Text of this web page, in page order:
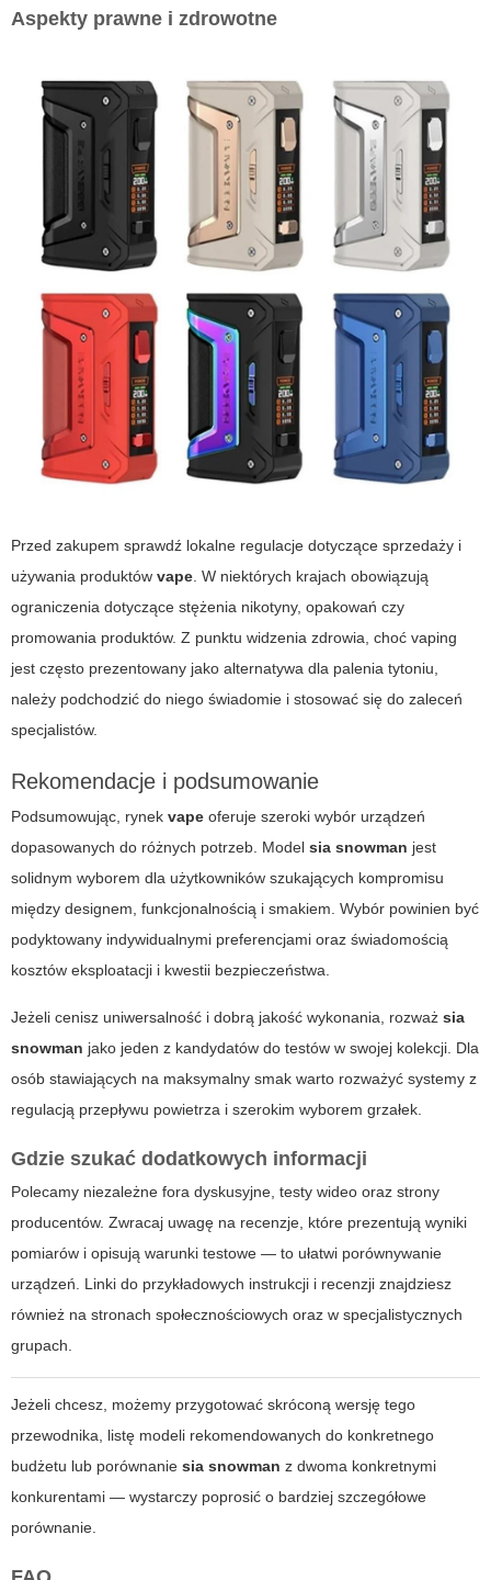
Aspekty prawne i zdrowotne
Przed zakupem sprawdź lokalne regulacje dotyczące sprzedaży i
używania produktów vape . W niektórych krajach obowiązują
ograniczenia dotyczące stężenia nikotyny, opakowań czy
promowania produktów. Z punktu widzenia zdrowia, choć vaping
jest często prezentowany jako alternatywa dla palenia tytoniu,
należy podchodzić do niego świadomie i stosować się do zaleceń
specjalistów.
Rekomendacje i podsumowanie
Podsumowując, rynek vape oferuje szeroki wybór urządzeń
dopasowanych do różnych potrzeb. Model sia snowman jest
solidnym wyborem dla użytkowników szukających kompromisu
między designem, funkcjonalnością i smakiem. Wybór powinien być
podyktowany indywidualnymi preferencjami oraz świadomością
kosztów eksploatacji i kwestii bezpieczeństwa.
Jeżeli cenisz uniwersalność i dobrą jakość wykonania, rozważ sia
snowman jako jeden z kandydatów do testów w swojej kolekcji. Dla
osób stawiających na maksymalny smak warto rozważyć systemy z
regulacją przepływu powietrza i szerokim wyborem grzałek.
Gdzie szukać dodatkowych informacji
Polecamy niezależne fora dyskusyjne, testy wideo oraz strony
producentów. Zwracaj uwagę na recenzje, które prezentują wyniki
pomiarów i opisują warunki testowe — to ułatwi porównywanie
urządzeń. Linki do przykładowych instrukcji i recenzji znajdziesz
również na stronach społecznościowych oraz w specjalistycznych
grupach.
Jeżeli chcesz, możemy przygotować skróconą wersję tego
przewodnika, listę modeli rekomendowanych do konkretnego
budżetu lub porównanie sia snowman z dwoma konkretnymi
konkurentami — wystarczy poprosić o bardziej szczegółowe
porównanie.